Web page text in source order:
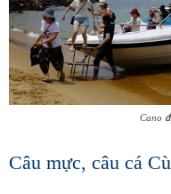
Cano
Câu mực, câu cá